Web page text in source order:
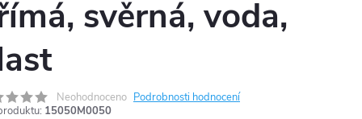
svěrná, voda,
Neohodnoceno Podrobnosti hodnocení
15050M0050